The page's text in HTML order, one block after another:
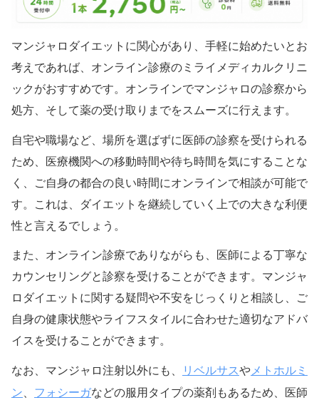
マンジャロダイエットに関心があり、手軽に始めたいとお
考えであれば、オンライン診療のミライメディカルクリニ
ックがおすすめです。オンラインでマンジャロの診察から
処方、そして薬の受け取りまでをスムーズに行えます。
自宅や職場など、場所を選ばずに医師の診察を受けられる
ため、医療機関への移動時間や待ち時間を気にすることな
く、ご自身の都合の良い時間にオンラインで相談が可能で
す。これは、ダイエットを継続していく上での大きな利便
性と言えるでしょう。
また、オンライン診療でありながらも、医師による丁寧な
カウンセリングと診察を受けることができます。マンジャ
ロダイエットに関する疑問や不安をじっくりと相談し、ご
自身の健康状態やライフスタイルに合わせた適切なアドバ
イスを受けることができます。
なお、マンジャロ注射以外にも、 リベルサスや メトホルミ
ン
フォシーガなどの服用タイプの薬剤もあるため、医師